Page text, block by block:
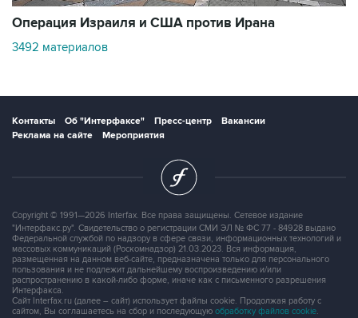
Операция Израиля и США против Ирана
3492 материалов
Контакты Об "Интерфаксе" Пресс-центр
Вакансии
Реклама на сайте
Мероприятия
Copyright © 1991—2026 Interfax. Все права защищены. Сетевое издание
"Интерфакс.ру". Свидетельство о регистрации СМИ ЭЛ № ФС 77 - 84928 выдано
Федеральной службой по надзору в сфере связи, информационных технологий и
массовых коммуникаций (Роскомнадзор) 21.03.2023. Вся информация,
размещенная на данном веб-сайте, предназначена только для персонального
пользования и не подлежит дальнейшему воспроизведению и/или
распространению в какой-либо форме, иначе как с письменного разрешения
Интерфакса.
Сайт Interfax.ru (далее – сайт) использует файлы cookie. Продолжая работу с
сайтом, Вы соглашаетесь на сбор и последующую обработку файлов cookie.